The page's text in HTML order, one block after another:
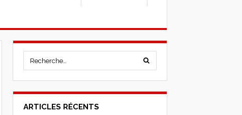
ARTICLES RÉCENTS